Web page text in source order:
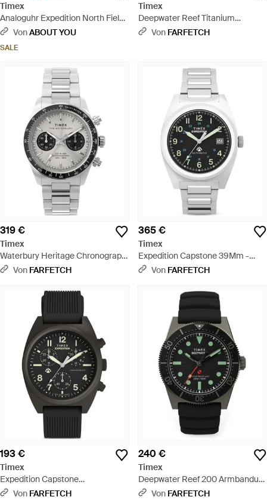
Timex
Analoguhr Expedition North Field
Solar - Schwarz
VonABOUT YOU
SALE
Timex
Deepwater Reef Titanium
Armbanduhr 41Mm - Orange
Von FARFETCH
319 €
Timex
Waterbury Heritage Chronograph
41Mm - Mettallic
Von FARFETCH
365 €
Timex
Expedition Capstone 39Mm -
WeißVon FARFETCH
193 €
Timex
Expedition Capstone
Chronograph 46Mm - Schwarz
Von FARFETCH
240 €
Timex
Deepwater Reef 200 Armbanduhr
41Mm - Schwarz
Von FARFETCH